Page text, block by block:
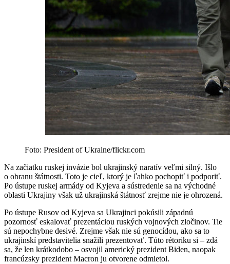
Foto: President of Ukraine/flickr.com
Na začiatku ruskej invázie bol ukrajinský naratív veľmi silný. Išlo
o obranu štátnosti. Toto je cieľ, ktorý je ľahko pochopiť i podporiť.
Po ústupe ruskej armády od Kyjeva a sústredenie sa na východné
oblasti Ukrajiny však už ukrajinská štátnosť zrejme nie je ohrozená.
Po ústupe Rusov od Kyjeva sa Ukrajinci pokúsili západnú
pozornosť eskalovať prezentáciou ruských vojnových zločinov. Tie
sú nepochybne desivé. Zrejme však nie sú genocídou, ako sa to
ukrajinskí predstavitelia snažili prezentovať. Túto rétoriku si – zdá
sa, že len krátkodobo – osvojil americký prezident Biden, naopak
francúzsky prezident Macron ju otvorene odmietol.